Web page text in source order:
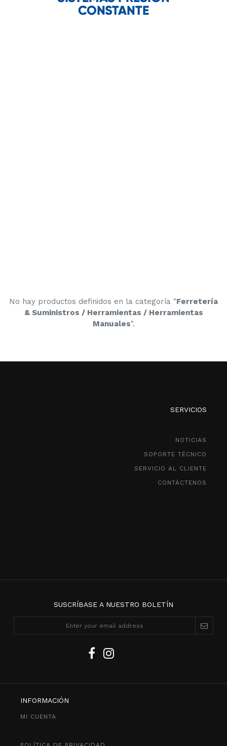
No hay productos definidos en la categoría "Ferretería
& Suministros / Herramientas / Herramientas
Manuales".
SERVICIOS
NOTICIAS
SOPORTE TÉCNICO
SERVICIO AL CLIENTE
CONTÁCTENOS
SUSCRÍBASE A NUESTRO BOLETÍN
INFORMACIÓN
MI CUENTA